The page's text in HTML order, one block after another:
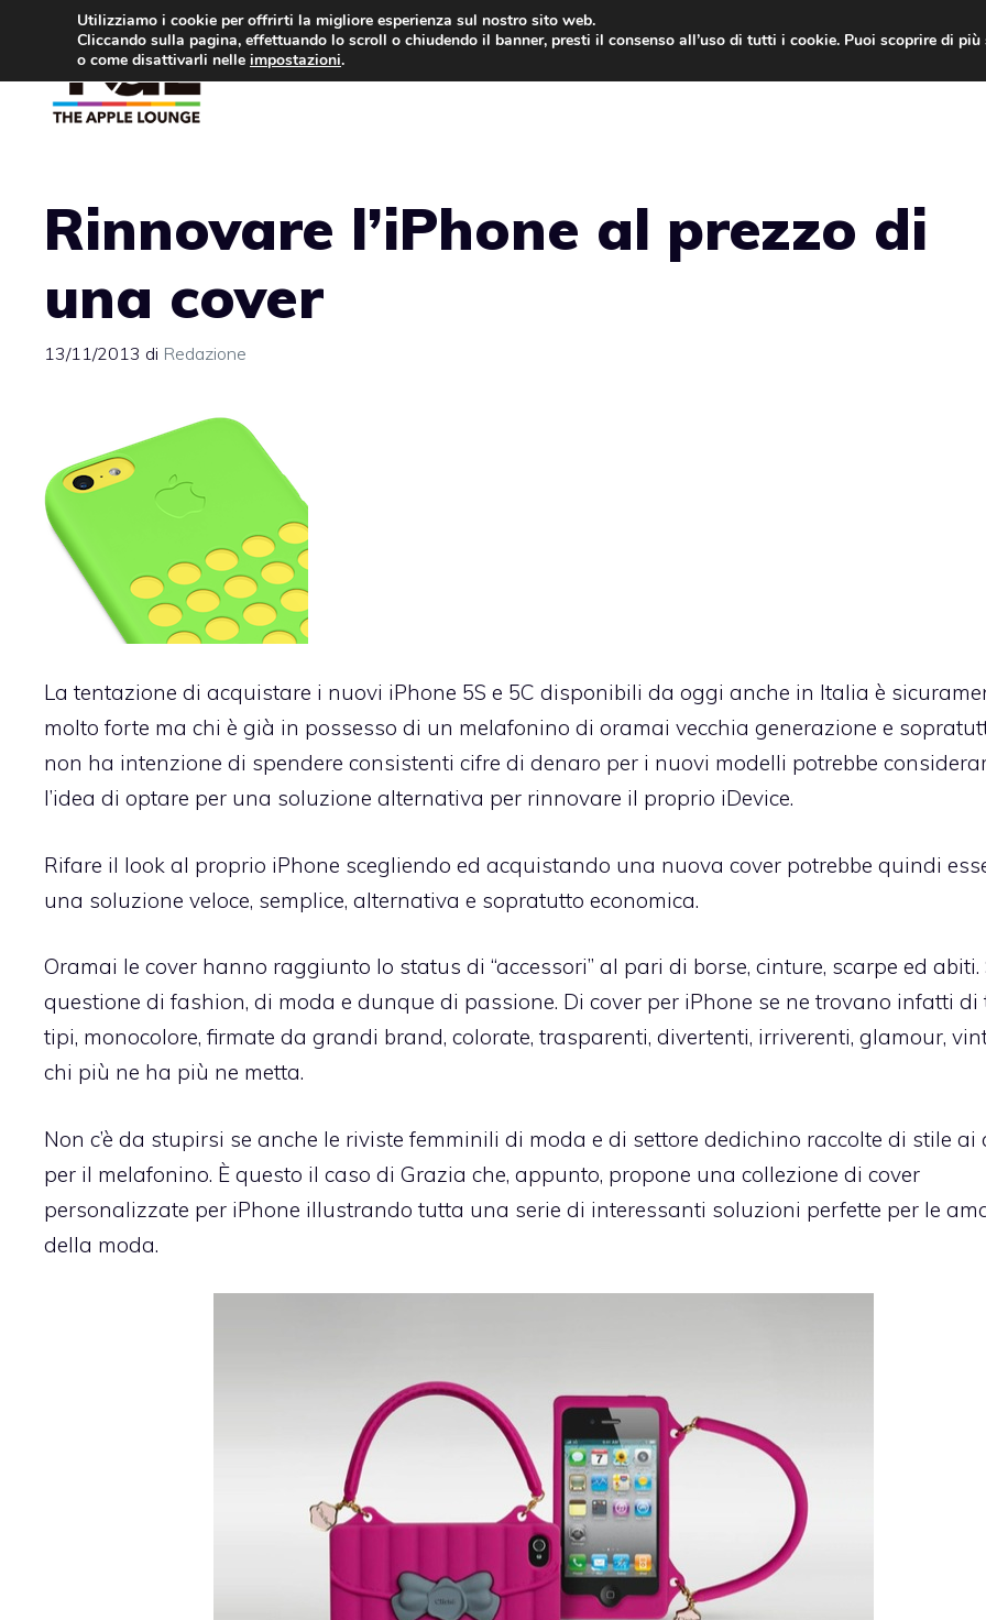
contenuto
Rinnovare l’iPhone al prezzo di
una cover
13/11/2013 di Redazione
La tentazione di acquistare i nuovi iPhone 5S e 5C disponibili da oggi anche in Italia è
molto forte ma chi è già in possesso di un melafonino di oramai vecchia generazione e
non ha intenzione di spendere consistenti cifre di denaro per i nuovi modelli potrebbe
l’idea di optare per una soluzione alternativa per rinnovare il proprio iDevice.
Rifare il look al proprio iPhone scegliendo ed acquistando una nuova cover potrebbe quindi
una soluzione veloce, semplice, alternativa e sopratutto economica.
Oramai le cover hanno raggiunto lo status di “accessori” al pari di borse, cinture, scarpe ed abiti.
questione di fashion, di moda e dunque di passione. Di cover per iPhone se ne trovano infatti di
tipi, monocolore, firmate da grandi brand, colorate, trasparenti, divertenti, irriverenti, glamour,
chi più ne ha più ne metta.
Non c’è da stupirsi se anche le riviste femminili di moda e di settore dedichino raccolte di stile ai
per il melafonino. È questo il caso di Grazia che, appunto, propone una collezione di cover
personalizzate per iPhone illustrando tutta una serie di interessanti soluzioni perfette per le
della moda.
Utilizziamo i cookie per offrirti la migliore esperienza sul nostro sito web.
Cliccando sulla pagina, effettuando lo scroll o chiudendo il banner, presti il consenso all’uso di tutti i cookie. Puoi scoprire di
o come disattivarli nelle impostazioni.